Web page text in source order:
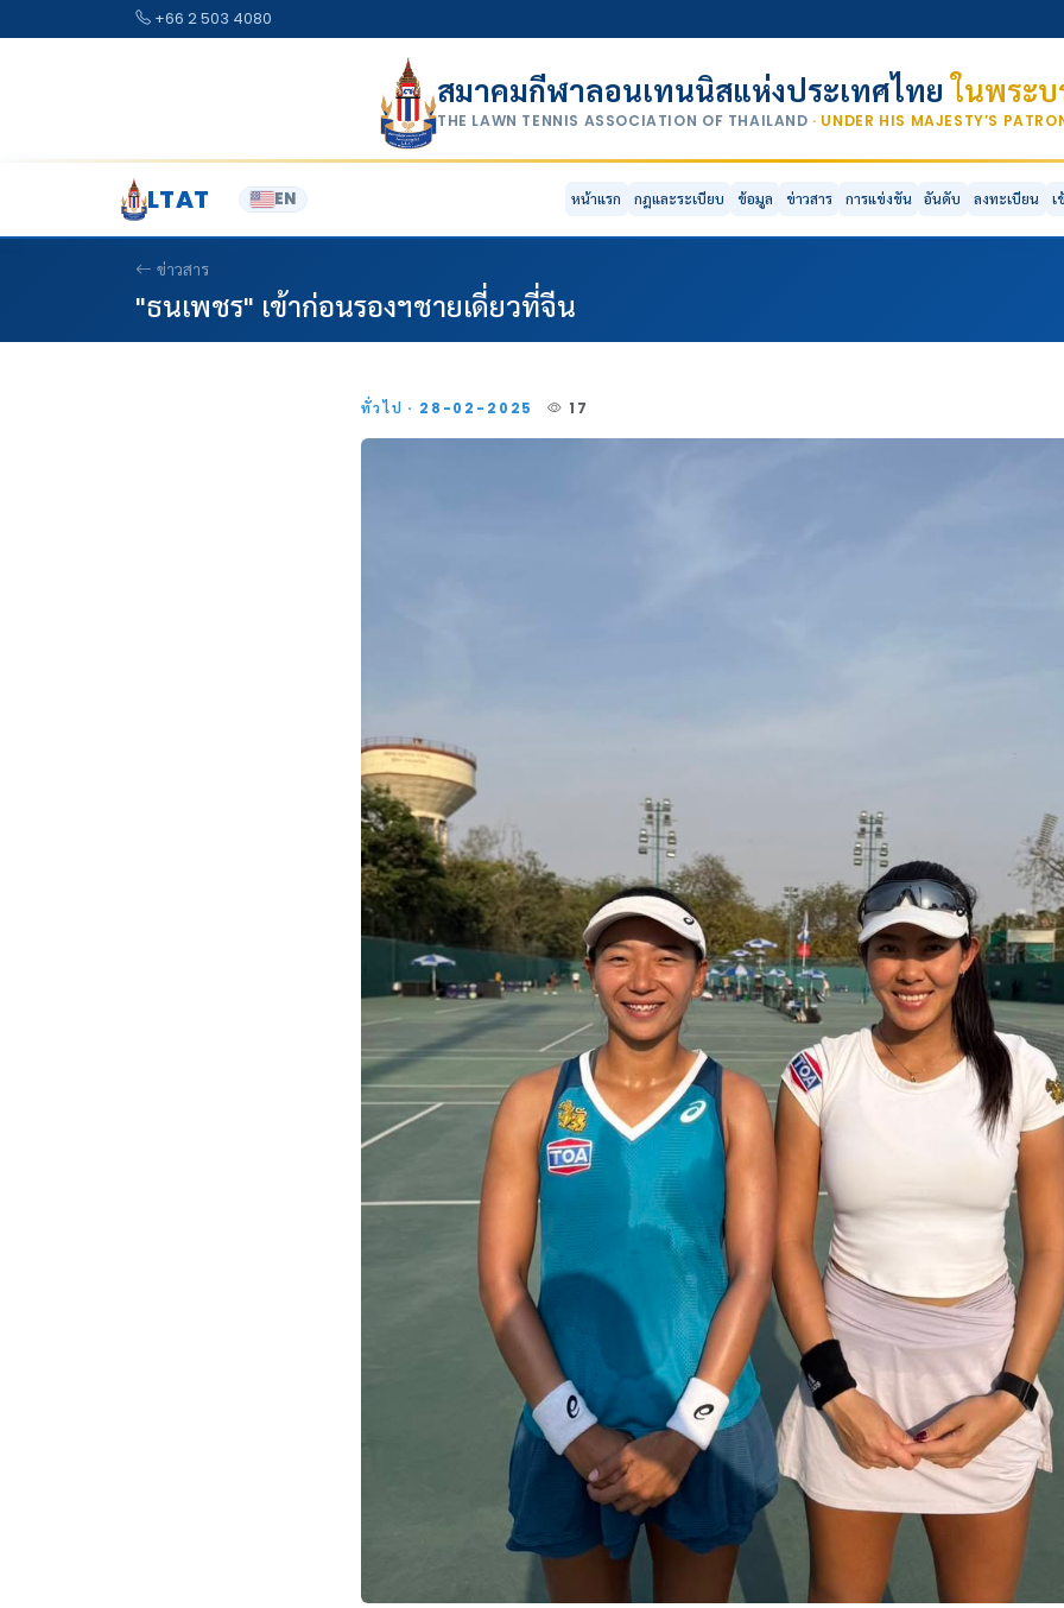
+66 2 503 4080
สมาคมกีฬาลอนเทนนิสแห่งประเทศไทยในพระ
THE LAWN TENNIS ASSOCIATION OF THAILAND · UNDER HIS MAJESTY’S
LTAT EN หน้าแรก กฎและระเบียบ ข้อมูล ข่าวสาร การแข่งขัน อันดับ ลงทะเบียน เ
ข่าวสาร
"ธนเพชร" เข้าก่อนรองฯชายเดี่ยวที่จีน
ทั่วไป · 28-02-2025 17